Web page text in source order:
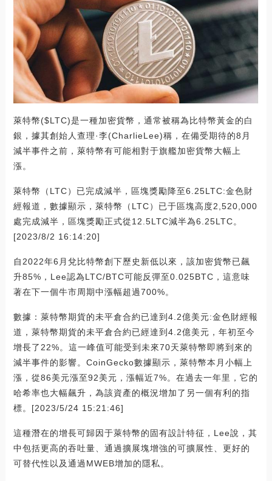
萊特幣($LTC)是一種加密貨幣，通常被稱為比特幣黃金的白
銀，據其創始人查理·李(CharlieLee)稱，在備受期待的8月
減半事件之前，萊特幣有可能相對于旗艦加密貨幣大幅上
漲。
萊特幣（LTC）已完成減半，區塊獎勵降至6.25LTC:金色財
經報道，數據顯示，萊特幣（LTC）已于區塊高度2,520,000
處完成減半，區塊獎勵正式從12.5LTC減半為6.25LTC。
[2023/8/2 16:14:20]
自2022年6月兌比特幣創下歷史新低以來，該加密貨幣已飆
升85%，Lee認為LTC/BTC可能反彈至0.025BTC，這意味
著在下一個牛市周期中漲幅超過700%。
數據：萊特幣期貨的未平倉合約已達到4.2億美元:金色財經報
道，萊特幣期貨的未平倉合約已經達到4.2億美元，年初至今
增長了22%。這一峰值可能受到未來70天萊特幣即將到來的
減半事件的影響。CoinGecko數據顯示，萊特幣本月小幅上
漲，從86美元漲至92美元，漲幅近7%。在過去一年里，它的
哈希率也大幅飆升，為該資產的概況增加了另一個有利的指
標。[2023/5/24 15:21:46]
這種潛在的增長可歸因于萊特幣的固有設計特征，Lee說，其
中包括更高的吞吐量、通過擴展塊增強的可擴展性、更好的
可替代性以及通過MWEB增加的隱私。